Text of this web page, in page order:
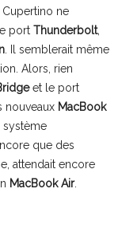
ne
port Thunderbolt,
. Il semblerait même
Alors, rien
et le port
nouveaux MacBook
système
que des
attendait encore
MacBook Air.